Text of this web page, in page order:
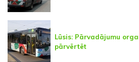
Lūsis: Pārvadājumu
pārvērtēt